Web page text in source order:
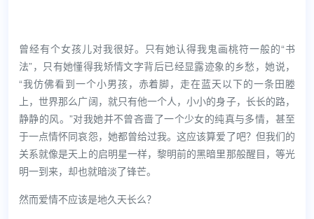
曾经有个女孩儿对我很好。只有她认得我鬼画桃符一般的“书
法”，只有她懂得我矫情文字背后已经显露迹象的乡愁，她说，
“我仿佛看到一个小男孩，赤着脚，走在蓝天以下的一条田塍
上，世界那么广阔，就只有他一个人，小小的身子，长长的路，
静静的风。”对我她并不曾吝啬了一个少女的纯真与多情，甚至
于一点情怀同哀怨，她都曾给过我。这应该算爱了吧？但我们的
关系就像是天上的启明星一样，黎明前的黑暗里那般醒目，等光
明一到来，却也就暗淡了锋芒。
然而爱情不应该是地久天长么？